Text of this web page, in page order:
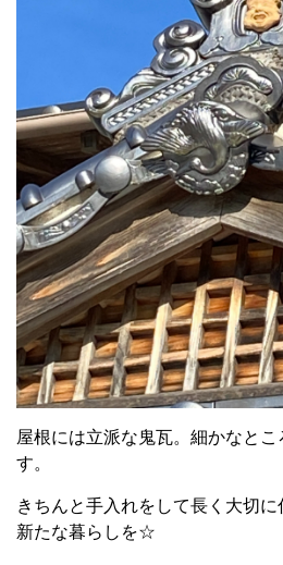
屋根には立派な鬼瓦。細かなとこ
す。
きちんと手入れをして長く大切
新たな暮らしを☆